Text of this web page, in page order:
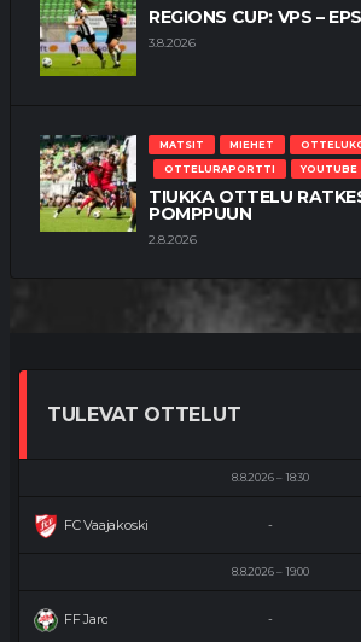
REGIONS CUP: VPS –
3.8.2026
MATSIT MIEHET
OTTELURAPORTTI
YOUTUBE
TIUKKA OTTELU
POMPPUUN
2.8.2026
TULEVAT OTTELUT
8.8.2026 18:30
FC Vaajakoski -
8.8.2026 19:00
FF Jaro -